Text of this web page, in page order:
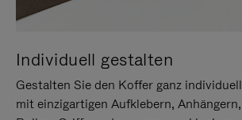
Individuell gestalten
Gestalten Sie den Koffer ganz individuell
mit einzigartigen Aufklebern, Anhängern,